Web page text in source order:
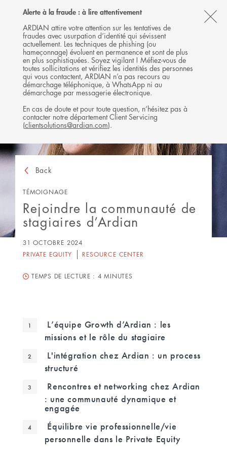
Alerte à la fraude : à lire attentivement
ARDIAN attire votre attention sur les tentatives de
fraudes avec usurpation d’identité qui sévissent
actuellement. Les techniques de phishing (ou
hameçonnage) évoluent en permanence et sont de plus
en plus sophistiquées. Soyez vigilant ! Méfiez-vous de
toutes sollicitations et vérifiez les identités des personnes
qui vous contactent, ARDIAN n’a pas recours au
démarchage téléphonique, à WhatsApp ni au
démarchage par messagerie électronique.
En cas de doute et pour toute question, n’hésitez pas à
contacter notre département Client Servicing
(clientsolutions@ardian.com).
Follow
Ardian
on
X
Follow
Ardian
on
LinkedIn
Follow
Ardian
on
YouTube
Ardian
on
Jobs
on
LinkedIn
MENU
Back
TÉMOIGNAGE
Rejoindre la communauté de
stagiaires d’Ardian
31 OCTOBRE 2024
PRIVATE EQUITY
RESOURCE CENTER
TEMPS DE LECTURE : 4 MINUTES
L’équipe Growth d’Ardian : les
missions et le rôle du stagiaire
L'intégration chez Ardian : un process
structuré
Rencontres et networking chez Ardian
: une communauté dynamique et
engagée
Équilibre vie professionnelle/vie
personnelle dans le Private Equity